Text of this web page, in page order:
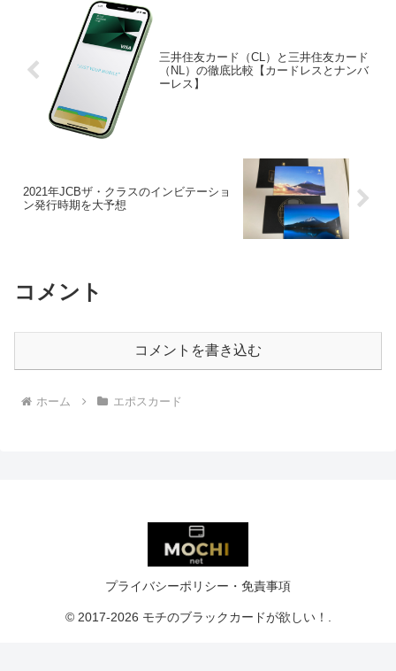
三井住友カード（CL）と三井住友カード
（NL）の徹底比較【カードレスとナンバ
ーレス】
2021年JCBザ・クラスのインビテーショ
ン発行時期を大予想
コメント
コメントを書き込む
ホーム エポスカード
プライバシーポリシー・免責事項
© 2017-2026 モチのブラックカードが欲しい！.